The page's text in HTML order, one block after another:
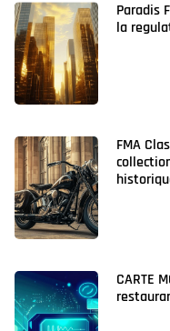
Paradis
la
FMA
CARTE